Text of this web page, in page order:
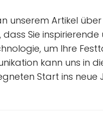
unserem Artikel
Sie
um Ihre
kann uns in
Start ins neue